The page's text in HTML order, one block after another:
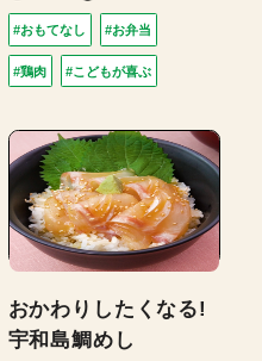
#おもてなし #お弁当
#鶏肉 #こどもが喜ぶ
おかわりしたくなる!
宇和島鯛めし